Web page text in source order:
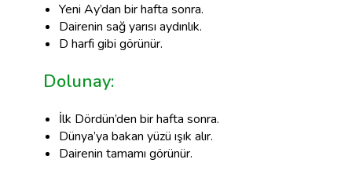
Yeni Ay’dan bir hafta sonra.
Dairenin sağ yarısı aydınlık.
D harfi gibi görünür.
Dolunay:
İlk Dördün’den bir hafta sonra.
Dünya’ya bakan yüzü ışık alır.
Dairenin tamamı görünür.